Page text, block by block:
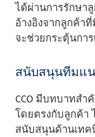
ได้ผ่านการรักษา
อ้างอิงจากลูกค้า
จะช่วยกระตุ้นกา
สนับสนุนทีมแน
CCO มีบทบาทสํ
โดยตรงกับลูกค้า
สนับสนุนด้านเทค